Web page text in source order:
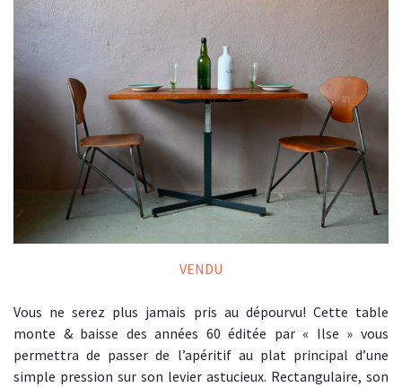
VENDU
Vous ne serez plus jamais pris au dépourvu! Cette table
monte & baisse des années 60 éditée par « Ilse » vous
permettra de passer de l’apéritif au plat principal d’une
simple pression sur son levier astucieux. Rectangulaire, son